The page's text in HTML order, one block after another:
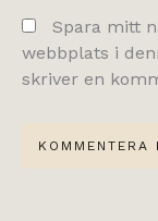
Spara mitt
webbplats i
skriver en